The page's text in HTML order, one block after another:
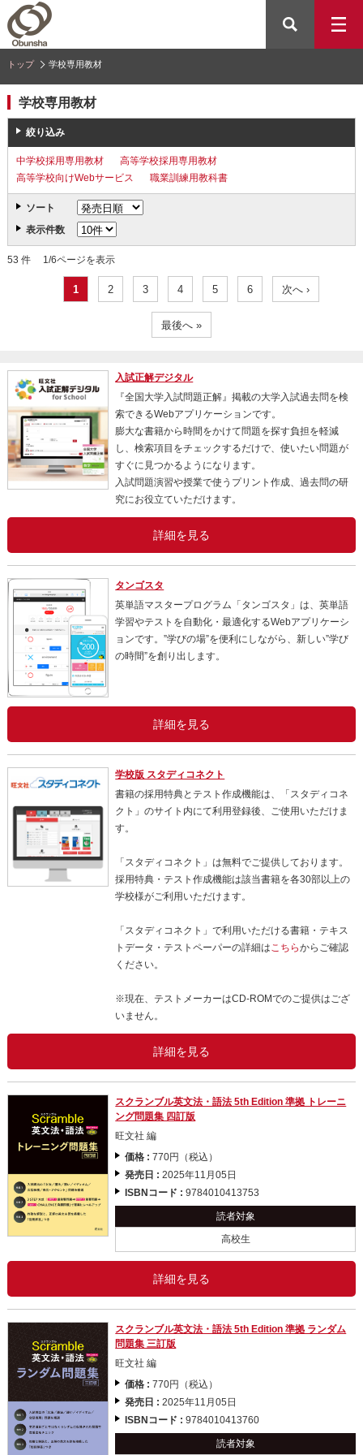
トップ 学校専用教材
学校専用教材
絞り込み
中学校採用専用教材
高等学校採用専用教材
高等学校向けWebサービス
職業訓練用教科書
ソート
表示件数
53 件 1/6ページを表示
1 2 3 4 5 6 次へ ›
最後へ »
入試正解デジタル
『全国大学入試問題正解』掲載の大学入試過去問を検
索できるWebアプリケーションです。
膨大な書籍から時間をかけて問題を探す負担を軽減
し、検索項目をチェックするだけで、使いたい問題が
すぐに見つかるようになります。
入試問題演習や授業で使うプリント作成、過去問の研
究にお役立ていただけます。
詳細を見る
タンゴスタ
英単語マスタープログラム「タンゴスタ」は、英単語
学習やテストを自動化・最適化するWebアプリケーシ
ョンです。”学びの場”を便利にしながら、新しい”学び
の時間”を創り出します。
詳細を見る
学校版 スタディコネクト
書籍の採用特典とテスト作成機能は、「スタディコネ
クト」のサイト内にて利用登録後、ご使用いただけま
す。
「スタディコネクト」は無料でご提供しております。
採用特典・テスト作成機能は該当書籍を各30部以上の
学校様がご利用いただけます。
「スタディコネクト」で利用いただける書籍・テキス
トデータ・テストペーパーの詳細はこちらからご確認
ください。
※現在、テストメーカーはCD-ROMでのご提供はござ
いません。
詳細を見る
スクランブル英文法・語法 5th Edition 準拠 トレーニ
ング問題集 四訂版
旺文社 編
価格 :770円（税込）
発売日 :2025年11月05日
ISBNコード :9784010413753
読者対象
高校生
詳細を見る
スクランブル英文法・語法 5th Edition 準拠 ランダム
問題集 三訂版
旺文社 編
価格 :770円（税込）
発売日 :2025年11月05日
ISBNコード :9784010413760
読者対象